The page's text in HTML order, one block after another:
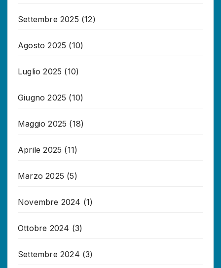
Settembre 2025 (12)
Agosto 2025 (10)
Luglio 2025 (10)
Giugno 2025 (10)
Maggio 2025 (18)
Aprile 2025 (11)
Marzo 2025 (5)
Novembre 2024 (1)
Ottobre 2024 (3)
Settembre 2024 (3)